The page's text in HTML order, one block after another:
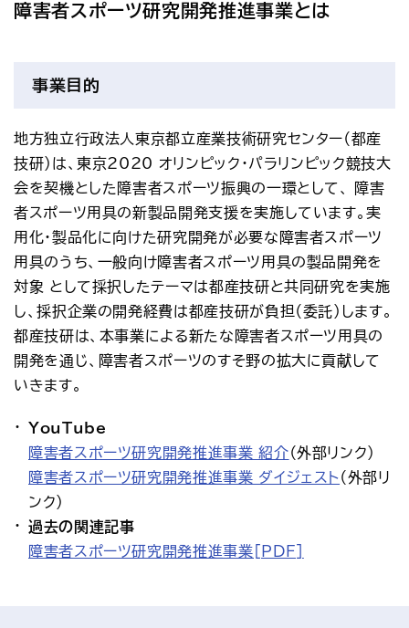
プレスリリース
障害者スポーツ研究開発推進事業とは
事業目的
地方独立行政法人東京都立産業技術研究センター（都産
技研）は、東京2020 オリンピック・パラリンピック競技大
会を契機とした障害者スポーツ振興の一環として、 障害
者スポーツ用具の新製品開発支援を実施しています。実
用化・製品化に向けた研究開発が必要な障害者スポーツ
用具のうち、一般向け障害者スポーツ用具の製品開発を
対象 として採択したテーマは都産技研と共同研究を実施
し、採択企業の開発経費は都産技研が負担（委託）します。
都産技研は、本事業による新たな障害者スポーツ用具の
開発を通じ、障害者スポーツのすそ野の拡大に貢献して
いきます。
YouTube
障害者スポーツ研究開発推進事業_紹介（外部リンク）
障害者スポーツ研究開発推進事業_ダイジェスト（外部リ
ンク）
過去の関連記事
障害者スポーツ研究開発推進事業[PDF]